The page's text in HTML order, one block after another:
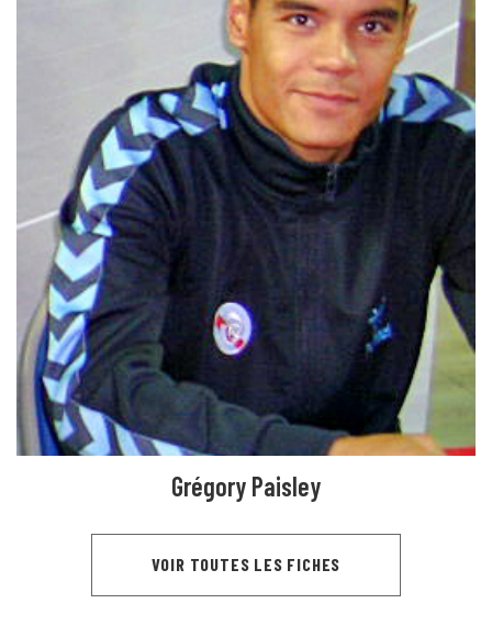
Grégory Paisley
VOIR TOUTES LES FICHES